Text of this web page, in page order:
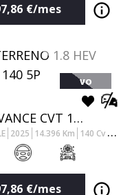
€/mes
VO
TODOTERRENO 1.8 HEV ADVANCE CVT 140 5P
2025 14.396 Km 140 Cv
€/mes